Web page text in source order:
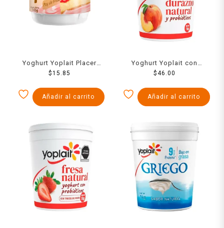
Yoghurt Yoplait Placer
sabor fresa 145 g
$15.85
Añadir al carrito
Yoghurt Yoplait con
durazno 1 kg
$46.00
Añadir al carrito